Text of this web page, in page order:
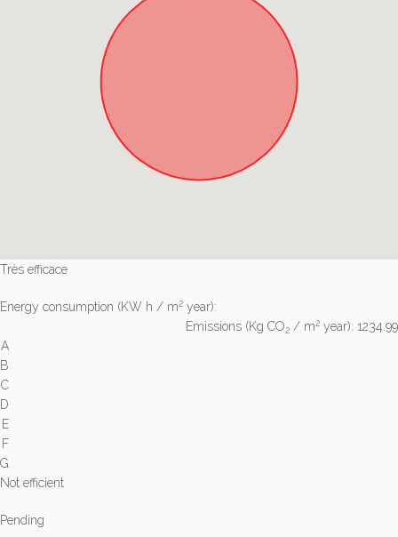
Très efficace
Energy consumption (KW h / m2 year):
Emissions (Kg CO2 / m2 year): 1234.99
A
B
C
D
E
F
G
Not efficient
Pending